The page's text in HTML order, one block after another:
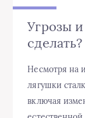
Угрозы
сделать?
Несмотря на
лягушки
включая